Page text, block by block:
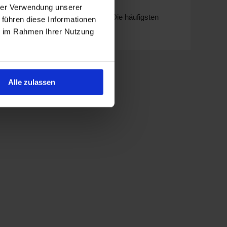
Verwendung unserer
diese Informationen
Rahmen Ihrer Nutzung
Alle zulassen
erstklassigen Service an Bord. Die häufigsten
sollten Sie den historischen Markt von
Kultur in den alten arabischen Häusern und dem
um die Stadt führt.